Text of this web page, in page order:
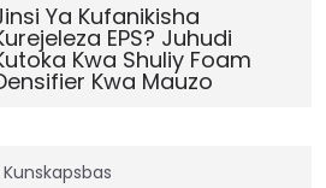
Ya Kufanikisha
EPS? Juhudi
Kwa Shuliy Foam
Kwa Mauzo
Kunskapsbas